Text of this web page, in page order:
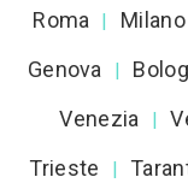
Roma Milano
Genova
Venezia
Trieste